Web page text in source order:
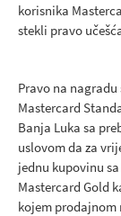
korisnika
stekli pravo
Pravo na
Mastercard
Banja Luka sa
uslovom da za
jednu kupovinu
Mastercard Gold
kojem prodajnom